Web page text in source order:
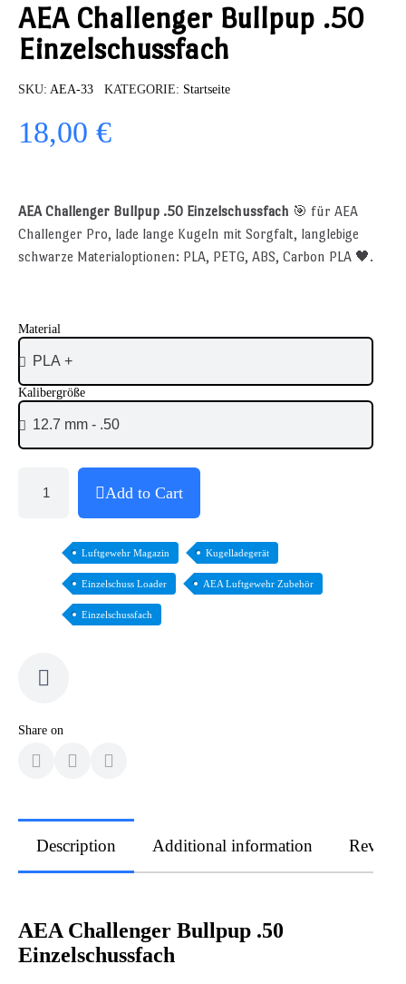
AEA Challenger Bullpup .50
Einzelschussfach
SKU AEA-33 KATEGORIE Startseite
18,00 €
AEA Challenger Bullpup .50 Einzelschussfach 🎯 für AEA
Challenger Pro, lade lange Kugeln mit Sorgfalt, langlebige
schwarze Materialoptionen: PLA, PETG, ABS, Carbon PLA 🖤.
Material
Kalibergröße
Add to Cart
Luftgewehr Magazin Kugelladegerät
Einzelschuss Loader AEA Luftgewehr Zubehör
Einzelschussfach
Share on
Description Additional information
AEA Challenger Bullpup .50
Einzelschussfach